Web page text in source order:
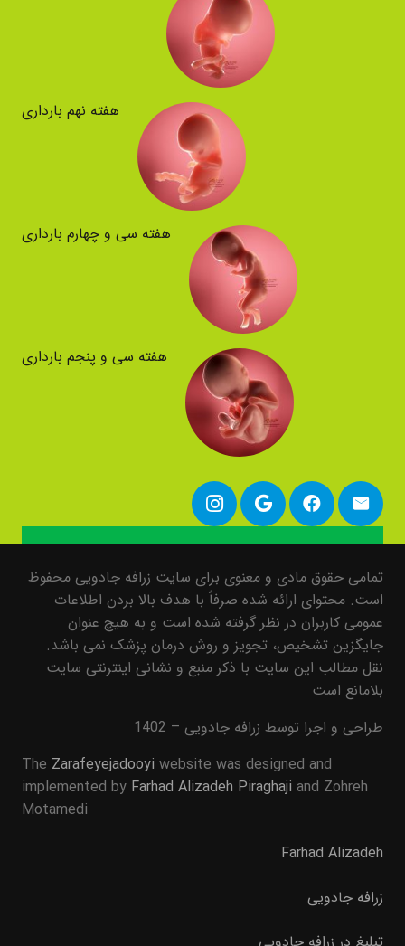
هفته نهم بارداری
هفته سی و چهارم بارداری
هفته سی و پنجم بارداری
تمامی حقوق مادی و معنوی برای سایت زرافه جادویی محفوظ
است. محتوای ارائه شده صرفاً با هدف بالا بردن اطلاعات
عمومی کاربران در نظر گرفته شده است و به هیچ عنوان
جایگزین تشخیص، تجویز و روش درمان پزشک نمی باشد.
نقل مطالب این سایت با ذکر منبع و نشانی اینترنتی سایت
بلامانع است
طراحی و اجرا توسط زرافه جادویی – 1402
The Zarafeyejadooyi website was designed and
implemented by Farhad Alizadeh Piraghaji and Zohreh
Motamedi
Farhad Alizadeh
زرافه جادویی